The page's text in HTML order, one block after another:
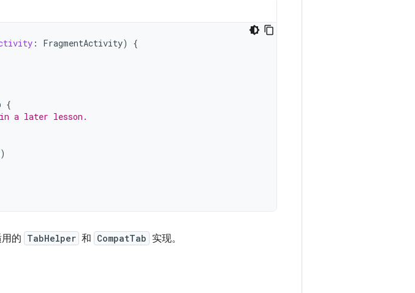
: FragmentActivity)
{
{
in a later lesson.
)
的 TabHelper 和 CompatTab 实现。